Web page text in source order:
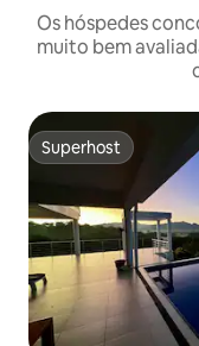
Os hóspedes
muito bem
Superhost
Superhost